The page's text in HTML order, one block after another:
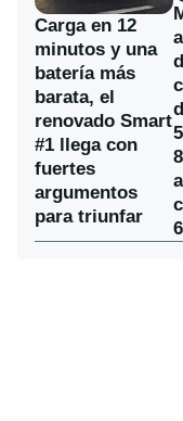
Carga en 12
minutos y una
batería más
barata, el
renovado Smart
#1 llega con
fuertes
argumentos
para triunfar